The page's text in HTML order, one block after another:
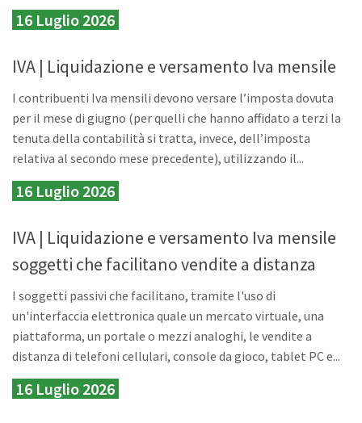
16 Luglio 2026
IVA | Liquidazione e versamento Iva mensile
I contribuenti Iva mensili devono versare l’imposta dovuta
per il mese di giugno (per quelli che hanno affidato a terzi la
tenuta della contabilità si tratta, invece, dell’imposta
relativa al secondo mese precedente), utilizzando il...
16 Luglio 2026
IVA | Liquidazione e versamento Iva mensile
soggetti che facilitano vendite a distanza
I soggetti passivi che facilitano, tramite l'uso di
un'interfaccia elettronica quale un mercato virtuale, una
piattaforma, un portale o mezzi analoghi, le vendite a
distanza di telefoni cellulari, console da gioco, tablet PC e...
16 Luglio 2026